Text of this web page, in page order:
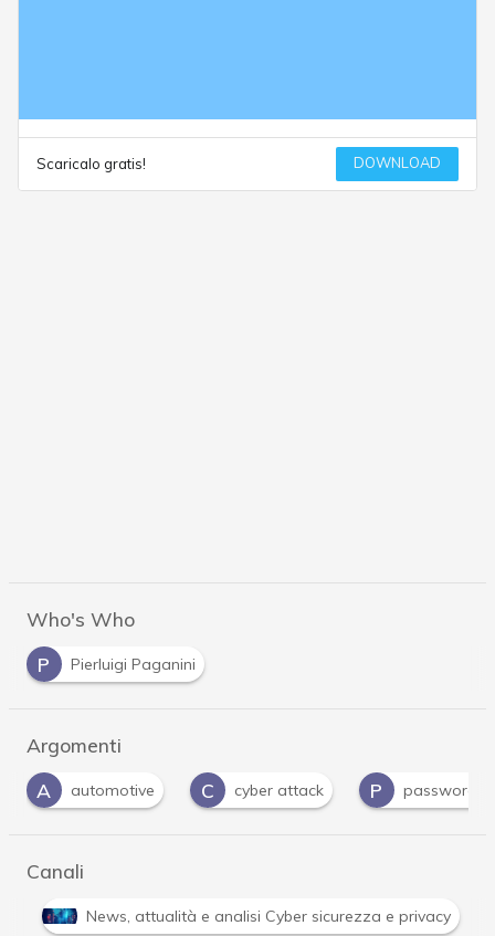
Scaricalo gratis! DOWNLOAD
Who's Who
P
Pierluigi Paganini
Argomenti
C
cyber attack P password P
phishing
Canali
Attacchi hacker e Malware: le ultime news in tempo